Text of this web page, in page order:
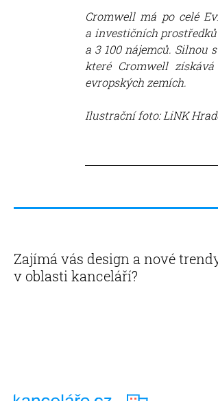
Cromwell má po celé
a investičních
a 3 100 nájemců.
které Cromwell
evropských zemích.
Ilustrační foto: LiNK
Zajímá vás design a nové
v oblasti kanceláří?